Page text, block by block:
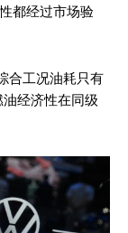
都经过市场验
合工况油耗只有
经济性在同级